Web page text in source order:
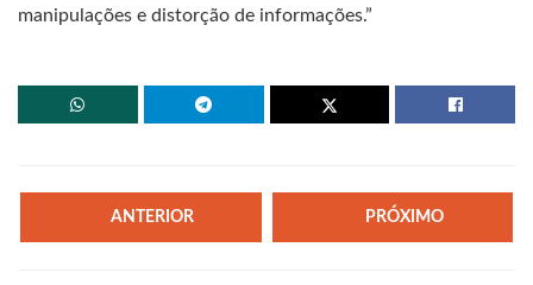
manipulações e distorção de informações.”
ANTERIOR PRÓXIMO